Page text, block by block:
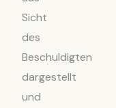
Sicht
des
Beschuldigten
dargestellt
und